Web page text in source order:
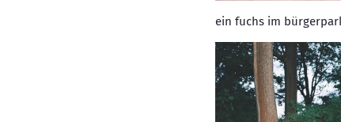
ein fuchs im